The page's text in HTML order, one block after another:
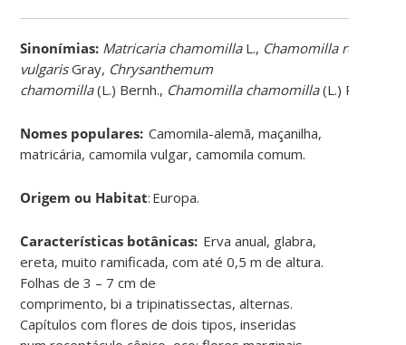
Sinonímias: Matricaria chamomillaL., Chamomilla recutita
vulgarisGray, Chrysanthemum
chamomilla(L.) Bernh., Chamomilla chamomilla(L.) Rydb
Nomes populares: Camomila-alemã, maçanilha,
matricária, camomila vulgar, camomila comum.
Origem ou Habitat: Europa.
Características botânicas: Erva anual, glabra,
ereta, muito ramificada, com até 0,5 m de altura.
Folhas de 3 – 7 cm de
comprimento,bi atripinatissectas, alternas.
Capítulos com flores de dois tipos, inseridas